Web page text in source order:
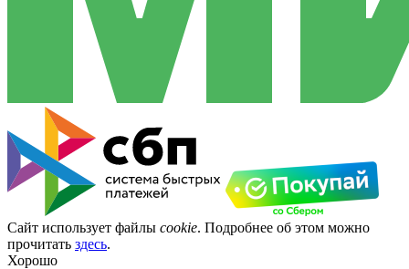
Сайт использует файлы cookie. Подробнее об этом можно
прочитать здесь.
Хорошо